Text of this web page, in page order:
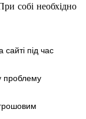
собі необхідно
під час
проблему